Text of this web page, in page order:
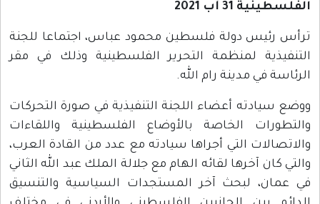
الفلسطينية 31 آب 2021
ترأس رئيس دولة فلسطين محمود عباس، اجتماعا للجنة
التنفيذية لمنظمة التحرير الفلسطينية وذلك في مقر
الرئاسة في مدينة رام الله.
ووضع سيادته أعضاء اللجنة التنفيذية في صورة التحركات
والتطورات الخاصة بالأوضاع الفلسطينية واللقاءات
والاتصالات التي أجراها سيادته مع عدد من القادة العرب،
والتي كان آخرها لقائه الهام مع جلالة الملك عبد الله الثاني
في عمان، لبحث آخر المستجدات السياسية والتنسيق